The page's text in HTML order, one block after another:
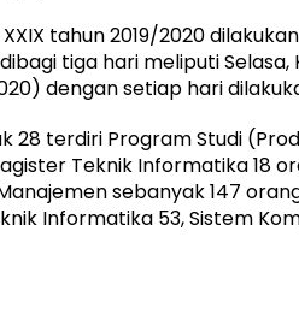
tahun 2019/2020
tiga hari meliputi Selasa,
dengan setiap hari
28 terdiri Program Studi
Teknik Informatika 18
sebanyak 147
Informatika 53, Sistem